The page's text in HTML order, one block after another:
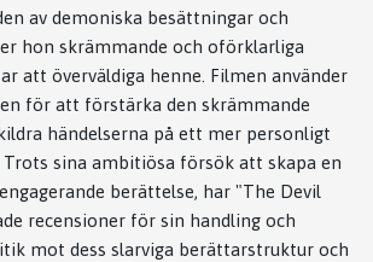
av demoniska besättningar och
hon skrämmande och oförklarliga
att överväldiga henne. Filmen använder
för att förstärka den skrämmande
händelserna på ett mer personligt
sina ambitiösa försök att skapa en
berättelse, har "The Devil
recensioner för sin handling och
mot dess slarviga berättarstruktur och